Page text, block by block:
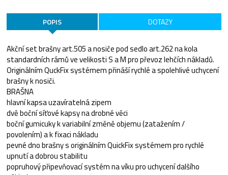
POPIS DOTAZY
Akční set brašny art.505 a nosiče pod sedlo art.262 na kola
standardních rámů ve velikosti S a M pro převoz lehčích nákladů.
Originálním QuckFix systémem přináší rychlé a spolehlivé uchycení
brašny k nosiči.
BRAŠNA
hlavní kapsa uzavíratelná zipem
dvě boční síťové kapsy na drobné věci
boční gumicuky k variabilní změně objemu (zatažením /
povolením) a k fixaci nákladu
pevné dno brašny s originálním QuickFix systémem pro rychlé
upnutí a dobrou stabilitu
popruhový připevňovací systém na víku pro uchycení dalšího